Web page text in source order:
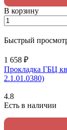
В корзину
Быстрый
1 658 ₽
Прокладка ГБЦ
2.1.01.0380)
4.8
Есть в наличии